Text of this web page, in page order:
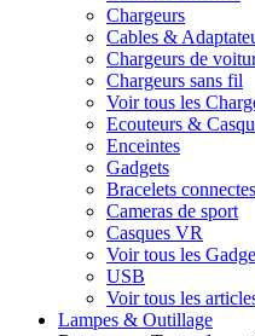
Chargeurs
Cables &
Chargeurs de
Chargeurs sans fil
Voir tous les
Ecouteurs &
Enceintes
Gadgets
Bracelets connectes
Cameras de sport
Casques VR
Voir tous les
USB
Voir tous les
Lampes & Outillage